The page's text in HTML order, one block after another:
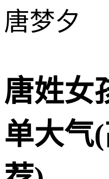
唐梦夕
唐姓女
单大气